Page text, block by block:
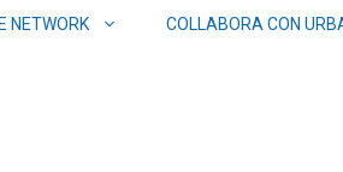
NETWORK COLLABORA CON